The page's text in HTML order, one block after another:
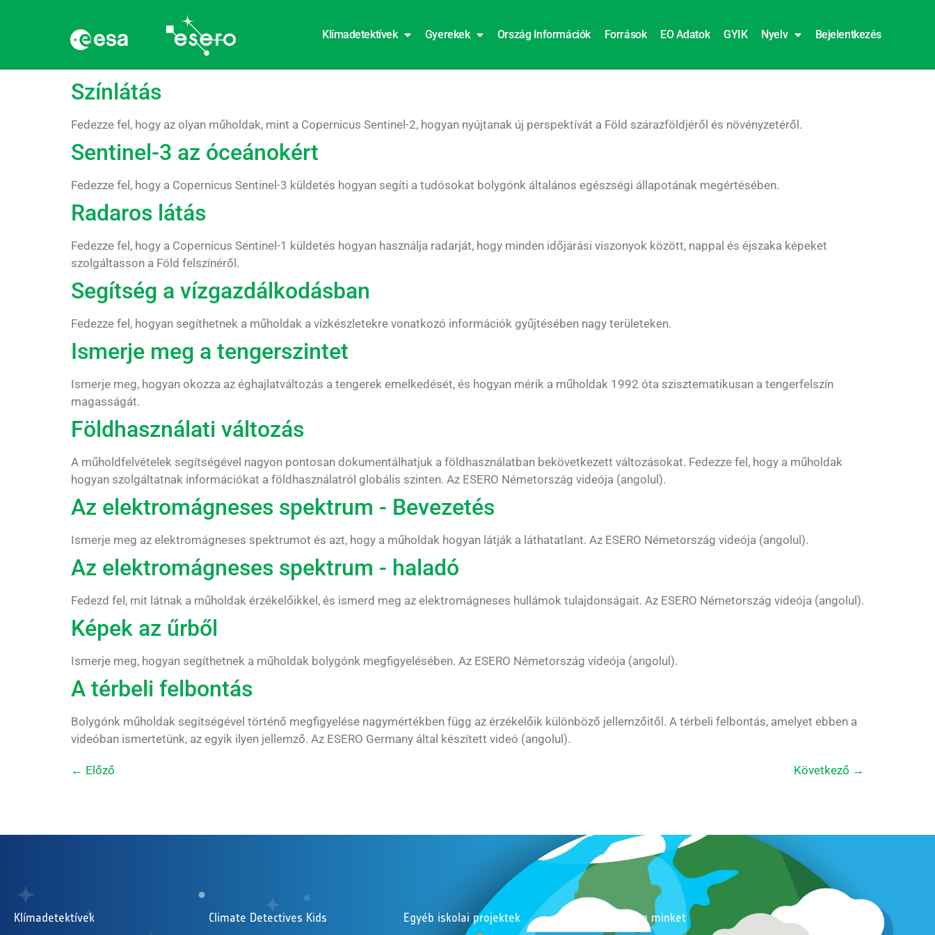
Klímadetektívek Gyerekek Ország Információk Források EO Adatok GYIK Nyelv Bejelentkezés
Kategória:Multimédia
Színlátás
Fedezze fel, hogy az olyan műholdak, mint a Copernicus Sentinel-2, hogyan nyújtanak új perspektívát a Föld szárazföldjéről és növényzetéről.
Sentinel-3 az óceánokért
Fedezze fel, hogy a Copernicus Sentinel-3 küldetés hogyan segíti a tudósokat bolygónk általános egészségi állapotának megértésében.
Radaros látás
Fedezze fel, hogy a Copernicus Sentinel-1 küldetés hogyan használja radarját, hogy minden időjárási viszonyok között, nappal és éjszaka képeket
szolgáltasson a Föld felszínéről.
Segítség a vízgazdálkodásban
Fedezze fel, hogyan segíthetnek a műholdak a vízkészletekre vonatkozó információk gyűjtésében nagy területeken.
Ismerje meg a tengerszintet
Ismerje meg, hogyan okozza az éghajlatváltozás a tengerek emelkedését, és hogyan mérik a műholdak 1992 óta szisztematikusan a tengerfelszín
magasságát.
Földhasználati változás
A műholdfelvételek segítségével nagyon pontosan dokumentálhatjuk a földhasználatban bekövetkezett változásokat. Fedezze fel, hogy a műholdak
hogyan szolgáltatnak információkat a földhasználatról globális szinten. Az ESERO Németország videója (angolul).
Az elektromágneses spektrum - Bevezetés
Ismerje meg az elektromágneses spektrumot és azt, hogy a műholdak hogyan látják a láthatatlant. Az ESERO Németország videója (angolul).
Az elektromágneses spektrum - haladó
Fedezd fel, mit látnak a műholdak érzékelőikkel, és ismerd meg az elektromágneses hullámok tulajdonságait. Az ESERO Németország videója (angolul).
Képek az űrből
Ismerje meg, hogyan segíthetnek a műholdak bolygónk megfigyelésében. Az ESERO Németország videója (angolul).
A térbeli felbontás
Bolygónk műholdak segítségével történő megfigyelése nagymértékben függ az érzékelőik különböző jellemzőitől. A térbeli felbontás, amelyet ebben a
videóban ismertetünk, az egyik ilyen jellemző. Az ESERO Germany által készített videó (angolul).
← Előző Következő →
Klímadetektívek Climate Detectives Kids Egyéb iskolai projektek Kövessen minket